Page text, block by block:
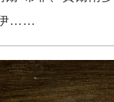
伊……